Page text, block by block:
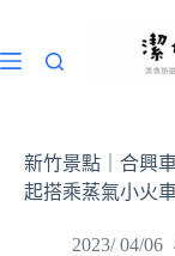
主
新竹景點｜合興
起搭乘蒸氣小火
2023/ 04/06